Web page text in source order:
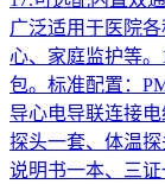
广泛适用于医院
心、家庭监护等
包。标准配置：
导心电导联连接
探头一套、体温
说明书一本、三